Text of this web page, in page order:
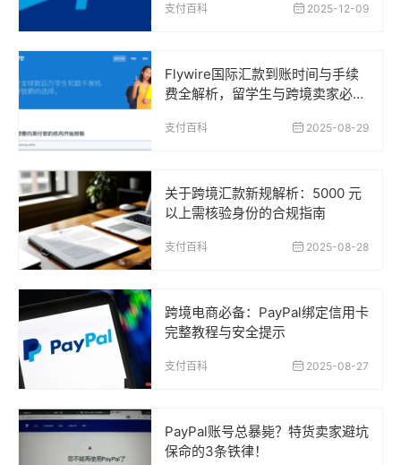
支付百科 2025-12-09
Flywire国际汇款到账时间与手续
费全解析，留学生与跨境卖家必读
支付百科 2025-08-29
关于跨境汇款新规解析：5000 元
以上需核验身份的合规指南
支付百科 2025-08-28
跨境电商必备：PayPal绑定信用卡
完整教程与安全提示
支付百科 2025-08-27
PayPal账号总暴毙？特货卖家避坑
保命的3条铁律！